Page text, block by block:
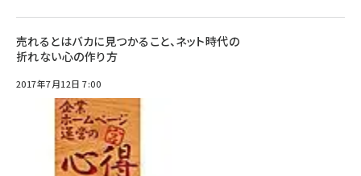
売れるとはバカに見つかること、ネット時代の
折れない心の作り方
2017年7月12日 7:00